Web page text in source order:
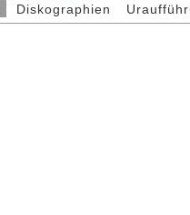
Diskographien